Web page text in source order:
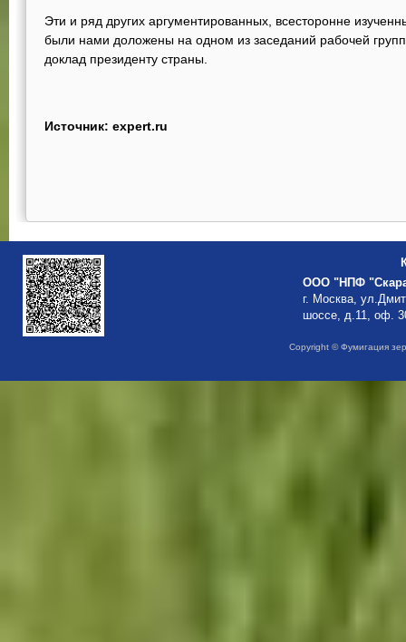
Эти и ряд других аргументированных, всесторонне
были нами доложены на одном из заседаний рабочей
доклад президенту страны.
Источник: expert.ru
ООО "НПФ
г. Москва,
шоссе, д.11, оф.
Copyright © Фумигация